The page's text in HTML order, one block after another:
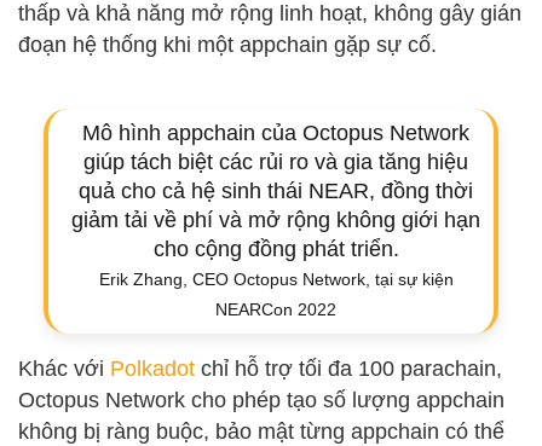
thấp và khả năng mở rộng linh hoạt, không gây gián
đoạn hệ thống khi một appchain gặp sự cố.
Mô hình appchain của Octopus Network
giúp tách biệt các rủi ro và gia tăng hiệu
quả cho cả hệ sinh thái NEAR, đồng thời
giảm tải về phí và mở rộng không giới hạn
cho cộng đồng phát triển.
Erik Zhang, CEO Octopus Network, tại sự kiện
NEARCon 2022
Khác với Polkadot chỉ hỗ trợ tối đa 100 parachain,
Octopus Network cho phép tạo số lượng appchain
không bị ràng buộc, bảo mật từng appchain có thể